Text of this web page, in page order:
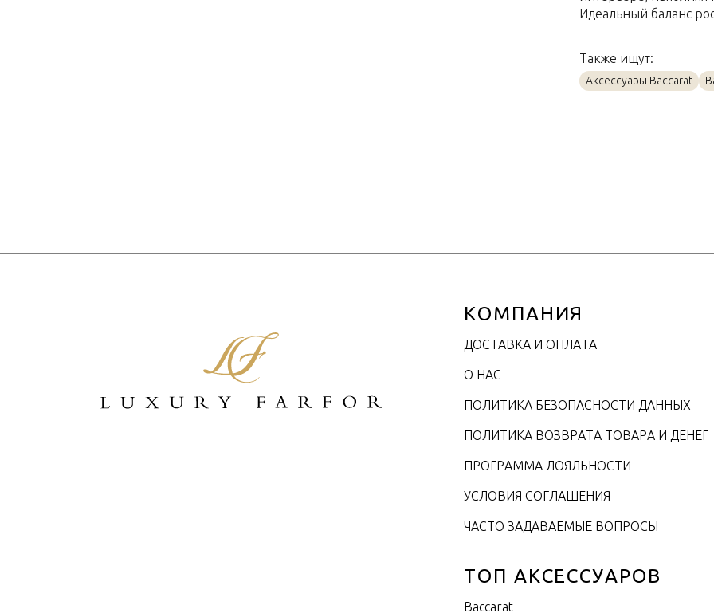
Идеальный баланс
Также ищут:
Аксессуары Baccarat
КОМПАНИЯ
ДОСТАВКА И ОПЛАТА
О НАС
ПОЛИТИКА БЕЗОПАСНОСТИ ДАННЫХ
ПОЛИТИКА ВОЗВРАТА ТОВАРА И ДЕНЕГ
ПРОГРАММА ЛОЯЛЬНОСТИ
УСЛОВИЯ СОГЛАШЕНИЯ
ЧАСТО ЗАДАВАЕМЫЕ ВОПРОСЫ
ТОП АКСЕССУАРОВ
Baccarat